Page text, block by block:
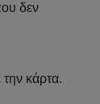
δεν
κάρτα.